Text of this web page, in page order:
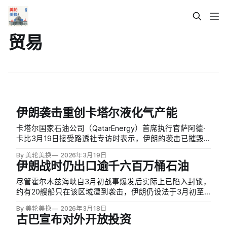
贸易
伊朗袭击重创卡塔尔液化气产能
卡塔尔国家石油公司（QatarEnergy）首席执行官萨阿德·
卡比3月19日接受路透社专访时表示，伊朗的袭击已摧毁
失收入约200亿美元，欧洲和亚洲的供应链面临严重威
胁。
By 美轮美换 2026年3月19日
伊朗战时仍出口逾千六百万桶石油
尽管霍尔木兹海峡自3月初战事爆发后实际上已陷入封锁，
约有20艘船只在该区域遭到袭击，伊朗仍设法于3月初至
日至15日间至少89艘船只穿越该海峡，包括16艘油轮，其
中逾五分之一与伊朗有关联，另有中国及希腊关联船只。
By 美轮美换 2026年3月18日
古巴宣布对外开放投资